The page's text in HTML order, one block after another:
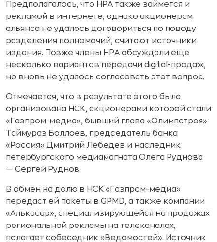
Предполагалось, что НРА также займется и
рекламой в интернете, однако акционерам
альянса не удалось договориться по поводу
разделения полномочий, считают источники
издания. Позже члены НРА обсуждали еще
несколько вариантов передачи digital-продаж,
но вновь не удалось согласовать этот вопрос.
Отмечается, что в результате этого была
организована НСК, акционерами которой стали
«Газпром-медиа», бывший глава «Олимпстроя»
Таймураз Боллоев, председатель банка
«Россия» Дмитрий Лебедев и наследник
петербургского медиамагната Олега Руднова
— Сергей Руднов.
В обмен на долю в НСК «Газпром-медиа»
передаст ей пакеты в GPMD, а также компании
«Алькасар», специализирующейся на продажах
региональной рекламы на телеканалах,
полагает собеседник «Ведомостей». Источник